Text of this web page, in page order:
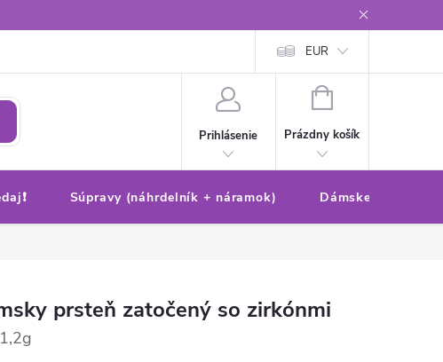
Ochrana osobných údajov
EUR
Prihlásenie
NÁKUPNÝ
Prázdny košík
Súpravy (náhrdelník + náramok) Dámske sety
prsteň zatočený so zirkónmi